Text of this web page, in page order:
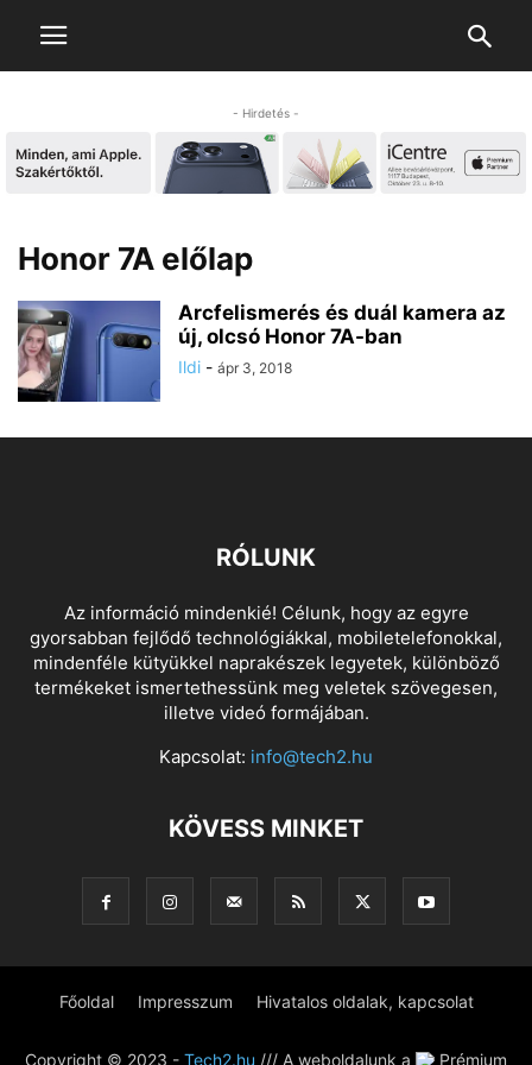
- Hirdetés -
Honor 7A előlap
Arcfelismerés és duál kamera az
új, olcsó Honor 7A-ban
Ildi - ápr 3, 2018
RÓLUNK
Az információ mindenkié! Célunk, hogy az egyre
gyorsabban fejlődő technológiákkal, mobiletelefonokkal,
mindenféle kütyükkel naprakészek legyetek, különböző
termékeket ismertethessünk meg veletek szövegesen,
illetve videó formájában.
Kapcsolat: info@tech2.hu
KÖVESS MINKET
Főoldal Impresszum Hivatalos oldalak, kapcsolat
Copyright © 2023 - Tech2.hu /// A weboldalunk a Prémium